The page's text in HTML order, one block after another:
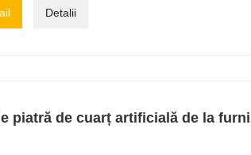
Detalii
piatră de cuarț artificială de la